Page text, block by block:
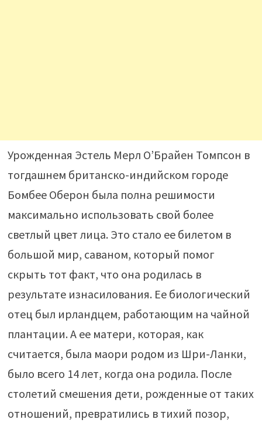
Урожденная Эстель Мерл О’Брайен Томпсон в
тогдашнем британско-индийском городе
Бомбее Оберон была полна решимости
максимально использовать свой более
светлый цвет лица. Это стало ее билетом в
большой мир, саваном, который помог
скрыть тот факт, что она родилась в
результате изнасилования. Ее биологический
отец был ирландцем, работающим на чайной
плантации. А ее матери, которая, как
считается, была маори родом из Шри-Ланки,
было всего 14 лет, когда она родила. После
столетий смешения дети, рожденные от таких
отношений, превратились в тихий позор,